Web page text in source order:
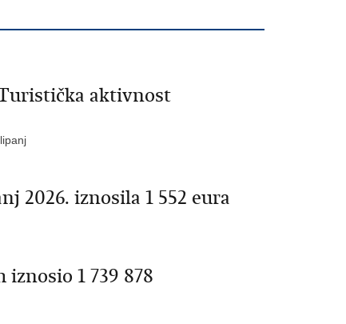
aktivnost
2026. iznosila 1 552 eura
1 739 878